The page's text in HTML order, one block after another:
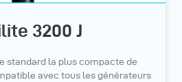
3200 J
standard la plus compacte de
avec tous les générateurs